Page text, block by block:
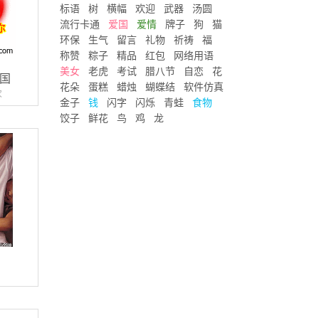
标语
树 横幅 欢迎 武器
汤圆
流行卡通
爱国 爱情 牌子 狗
猫
环保
生气 留言 礼物 祈祷
福
称赞
粽子 精品 红包
网络用语
美女
老虎 考试 腊八节 自恋
花
花朵
蛋糕 蜡烛 蝴蝶结
软件仿真
金子
钱 闪字 闪烁 青蛙
食物
饺子
鲜花 鸟 鸡 龙